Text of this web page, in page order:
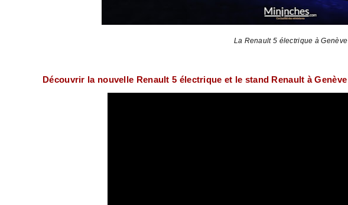
La Renault 5 électrique à Genève
Découvrir la nouvelle Renault 5 électrique et le stand Renault à Genève